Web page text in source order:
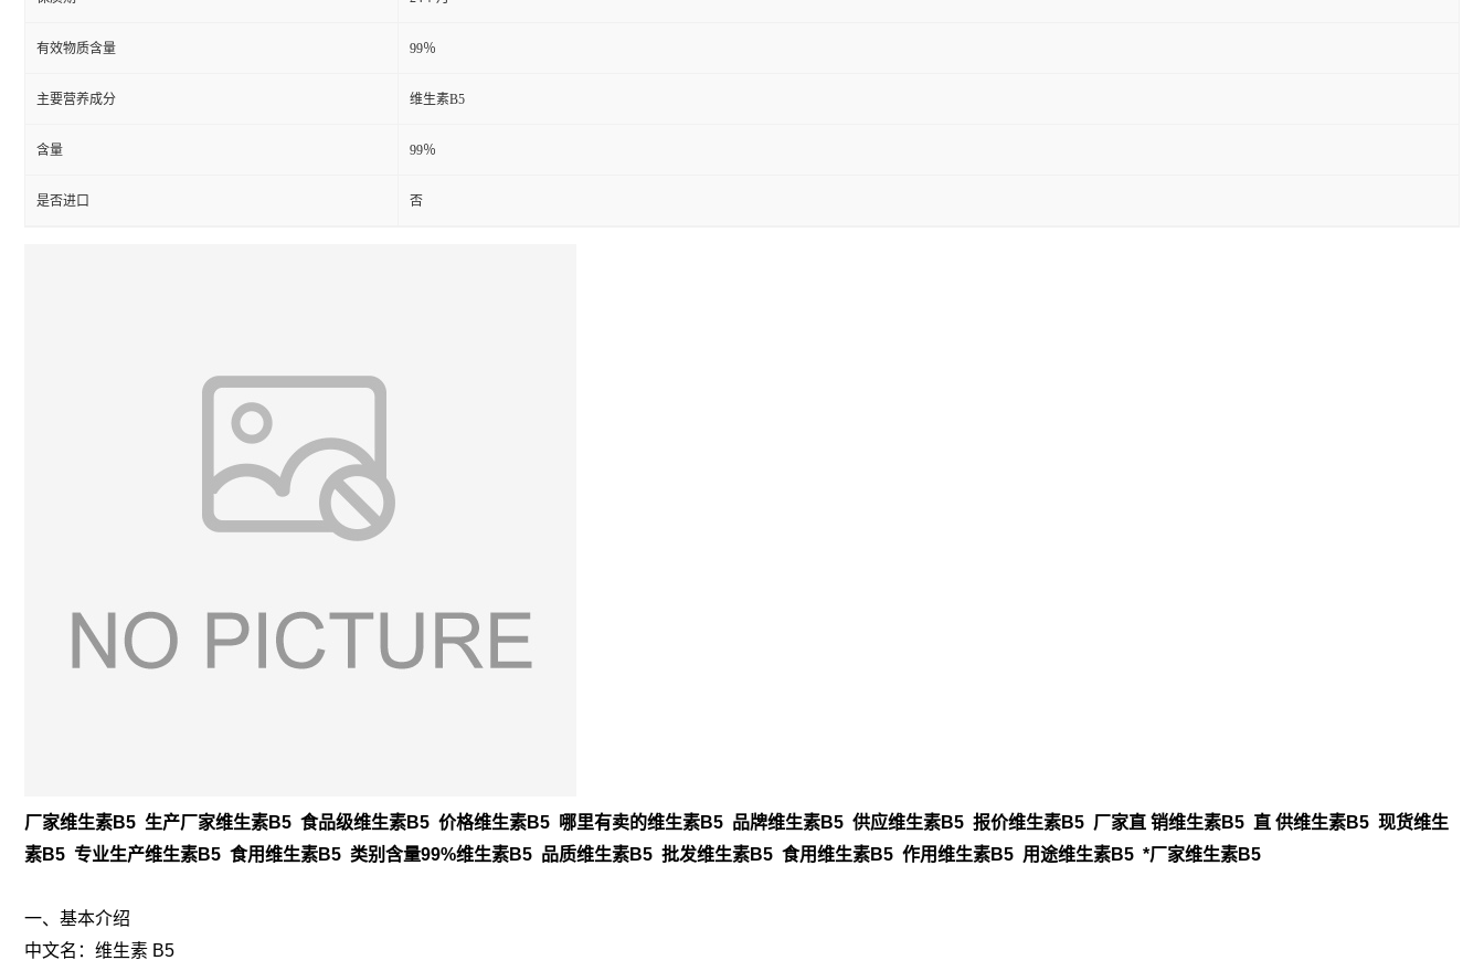
有效物质含量 99％
主要营养成分 维生素B5
含量 99％
是否进口 否
厂家维生素B5 生产厂家维生素B5 食品级维生素B5 价格维生素B5 哪里有卖的维生素B5 品牌维生素B5 供应维生素B5 报价维生素B5 厂家直 销维生素B5 直 供维生素B5 现货维生
素B5 专业生产维生素B5 食用维生素B5 类别含量99%维生素B5 品质维生素B5 批发维生素B5 食用维生素B5 作用维生素B5 用途维生素B5 *厂家维生素B5
一、基本介绍
中文名：维生素 B5